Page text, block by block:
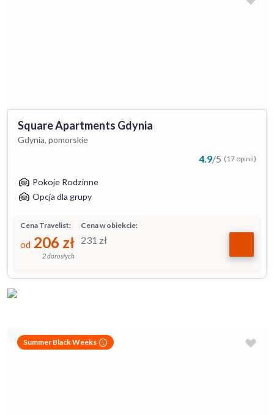
Square Apartments Gdynia
Gdynia, pomorskie
4.9/5 (17 opinii)
Pokoje Rodzinne
Opcja dla grupy
Cena w obiekcie:
231 zł
Cena Travelist:
od 206 zł
2 dorosłych
Summer Black Weeks